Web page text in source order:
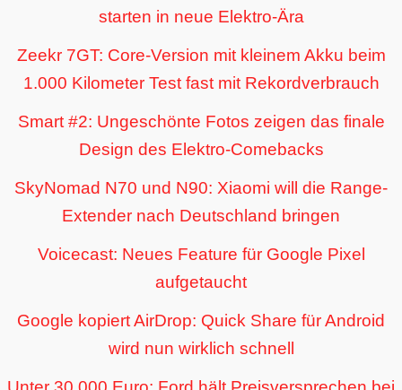
starten in neue Elektro-Ära
Zeekr 7GT: Core-Version mit kleinem Akku beim
1.000 Kilometer Test fast mit Rekordverbrauch
Smart #2: Ungeschönte Fotos zeigen das finale
Design des Elektro-Comebacks
SkyNomad N70 und N90: Xiaomi will die Range-
Extender nach Deutschland bringen
Voicecast: Neues Feature für Google Pixel
aufgetaucht
Google kopiert AirDrop: Quick Share für Android
wird nun wirklich schnell